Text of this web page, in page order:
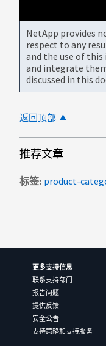
NetApp provides
respect to any
and the use of
and integrate
discussed in this
返回顶部
推荐文章
标签 product-
更多支持信息
联系支持部门
报告问题
提供反馈
安全公告
支持策略和支持服务